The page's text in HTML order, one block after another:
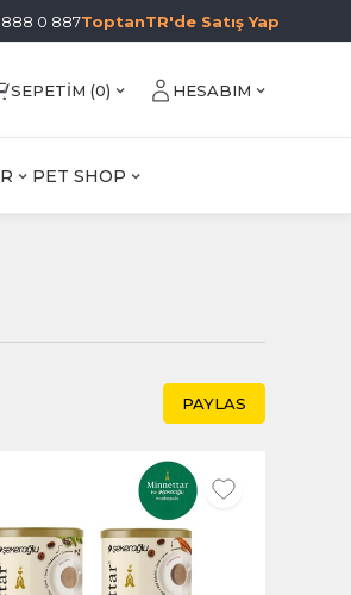
0 887ToptanTR'de Satış Yap
SEPETIM (0) HESABIM
PET SHOP
PAYLAS